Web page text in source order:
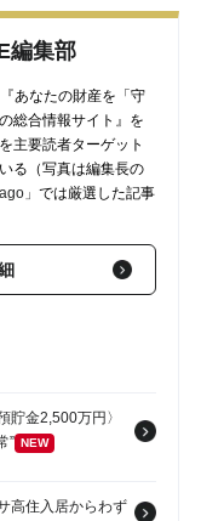
編集部
あなたの財産を「守
総合情報サイト』を
主要読者ターゲット
る（写真は編集長の
」 では厳選した記事
貯金2,500万円〉
” NEW
高住入居からわず